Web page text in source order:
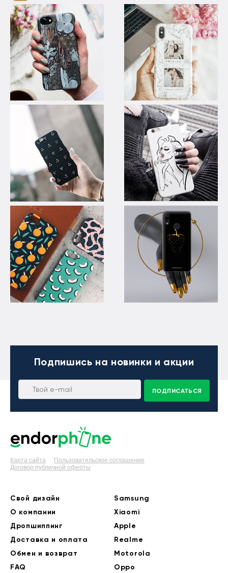
Подпишись на новинки и акции
ПОДПИСАТЬСЯ
Карта сайта
Пользовательское соглашение
Договор публичной оферты
Свой дизайн
О компании
Дропшиппинг
Доставка и оплата
Обмен и возврат
FAQ
Samsung
Xiaomi
Apple
Realme
Motorola
Oppo